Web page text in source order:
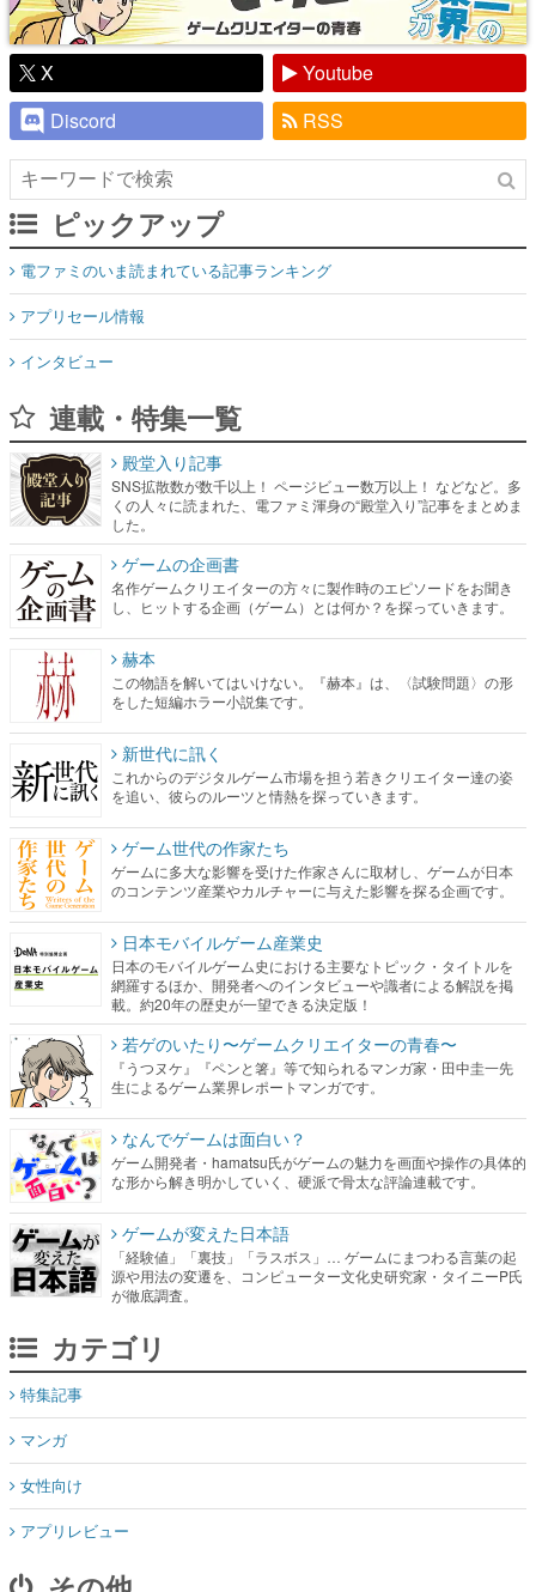
X
Youtube
Discord
RSS
ピックアップ
電ファミのいま読まれている記事ランキング
アプリセール情報
インタビュー
連載・特集一覧
殿堂入り記事
SNS拡散数が数千以上！ ページビュー数万以上！ などなど。多
くの人々に読まれた、電ファミ渾身の“殿堂入り”記事をまとめま
した。
ゲームの企画書
名作ゲームクリエイターの方々に製作時のエピソードをお聞き
し、ヒットする企画（ゲーム）とは何か？を探っていきます。
赫本
この物語を解いてはいけない。『赫本』は、〈試験問題〉の形
をした短編ホラー小説集です。
新世代に訊く
これからのデジタルゲーム市場を担う若きクリエイター達の姿
を追い、彼らのルーツと情熱を探っていきます。
ゲーム世代の作家たち
ゲームに多大な影響を受けた作家さんに取材し、ゲームが日本
のコンテンツ産業やカルチャーに与えた影響を探る企画です。
日本モバイルゲーム産業史
日本のモバイルゲーム史における主要なトピック・タイトルを
網羅するほか、開発者へのインタビューや識者による解説を掲
載。約20年の歴史が一望できる決定版！
若ゲのいたり〜ゲームクリエイターの青春〜
『うつヌケ』『ペンと箸』等で知られるマンガ家・田中圭一先
生によるゲーム業界レポートマンガです。
なんでゲームは面白い？
ゲーム開発者・hamatsu氏がゲームの魅力を画面や操作の具体的
な形から解き明かしていく、硬派で骨太な評論連載です。
ゲームが変えた日本語
「経験値」「裏技」「ラスボス」… ゲームにまつわる言葉の起
源や用法の変遷を、コンピューター文化史研究家・タイニーP氏
が徹底調査。
カテゴリ
特集記事
マンガ
女性向け
アプリレビュー